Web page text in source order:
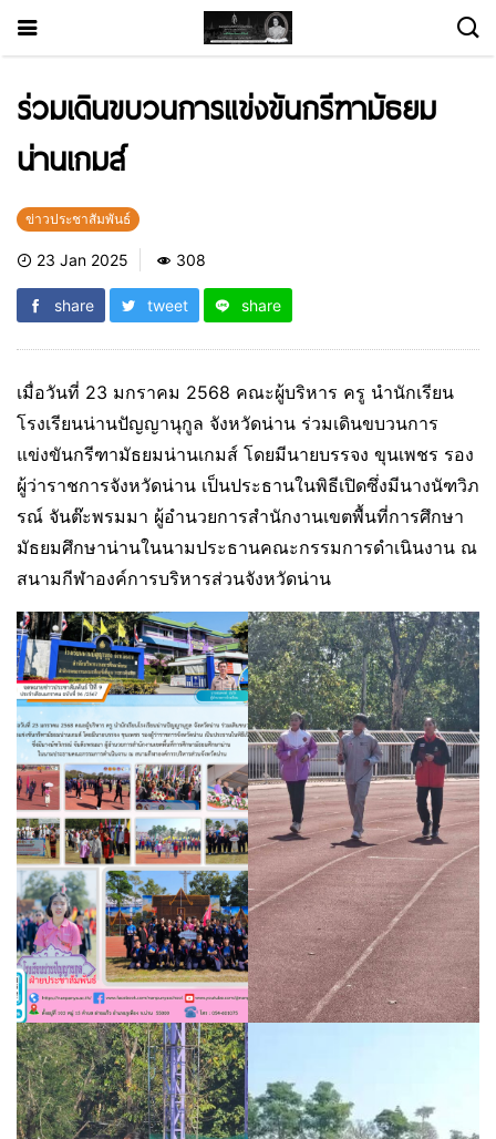
ร่วมเดินขบวนการแข่งขันกรีฑามัธยม
น่านเกมส์
ข่าวประชาสัมพันธ์
23 Jan 2025 308
share tweet share
เมื่อวันที่ 23 มกราคม 2568 คณะผู้บริหาร ครู นำนักเรียน
โรงเรียนน่านปัญญานุกูล จังหวัดน่าน ร่วมเดินขบวนการ
แข่งขันกรีฑามัธยมน่านเกมส์ โดยมีนายบรรจง ขุนเพชร รอง
ผู้ว่าราชการจังหวัดน่าน เป็นประธานในพิธีเปิดซึ่งมีนางนัฑวิภ
รณ์ จันต๊ะพรมมา ผู้อำนวยการสำนักงานเขตพื้นที่การศึกษา
มัธยมศึกษาน่านในนามประธานคณะกรรมการดำเนินงาน ณ
สนามกีฬาองค์การบริหารส่วนจังหวัดน่าน